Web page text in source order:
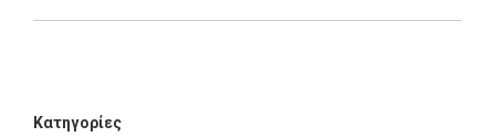
Κατηγορίες